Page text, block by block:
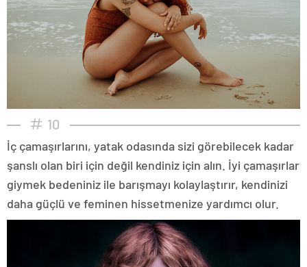
10
İç çamaşırlarını, yatak odasında sizi görebilecek kadar
şanslı olan biri için değil kendiniz için alın. İyi çamaşırlar
giymek bedeniniz ile barışmayı kolaylaştırır, kendinizi
daha güçlü ve feminen hissetmenize yardımcı olur.